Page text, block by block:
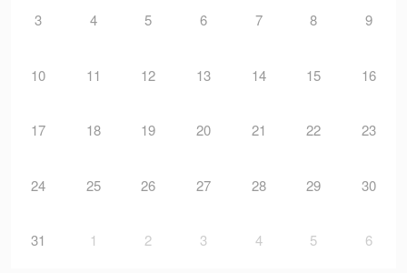
3 4 5 6 7 8 9
10 11 12 13 14 15 16
17 18 19 20 21 22 23
24 25 26 27 28 29 30
31 1 2 3 4 5 6